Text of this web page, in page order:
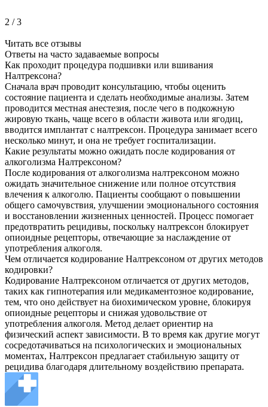
2 /3
Читать все отзывы
Ответы на часто задаваемые вопросы
Как проходит процедура подшивки или вшивания
Налтрексона?
Сначала врач проводит консультацию, чтобы оценить
состояние пациента и сделать необходимые анализы. Затем
проводится местная анестезия, после чего в подкожную
жировую ткань, чаще всего в области живота или ягодиц,
вводится имплантат с налтрексон. Процедура занимает всего
несколько минут, и она не требует госпитализации.
Какие результаты можно ожидать после кодирования от
алкоголизма Налтрексоном?
После кодирования от алкоголизма налтрексоном можно
ожидать значительное снижение или полное отсутствия
влечения к алкоголю. Пациенты сообщают о повышении
общего самочувствия, улучшении эмоционального состояния
и восстановлении жизненных ценностей. Процесс помогает
предотвратить рецидивы, поскольку налтрексон блокирует
опиоидные рецепторы, отвечающие за наслаждение от
употребления алкоголя.
Чем отличается кодирование Налтрексоном от других методов
кодировки?
Кодирование Налтрексоном отличается от других методов,
таких как гипнотерапия или медикаментозное кодирование,
тем, что оно действует на биохимическом уровне, блокируя
опиоидные рецепторы и снижая удовольствие от
употребления алкоголя. Метод делает ориентир на
физический аспект зависимости. В то время как другие могут
сосредотачиваться на психологических и эмоциональных
моментах, Налтрексон предлагает стабильную защиту от
рецидива благодаря длительному воздействию препарата.